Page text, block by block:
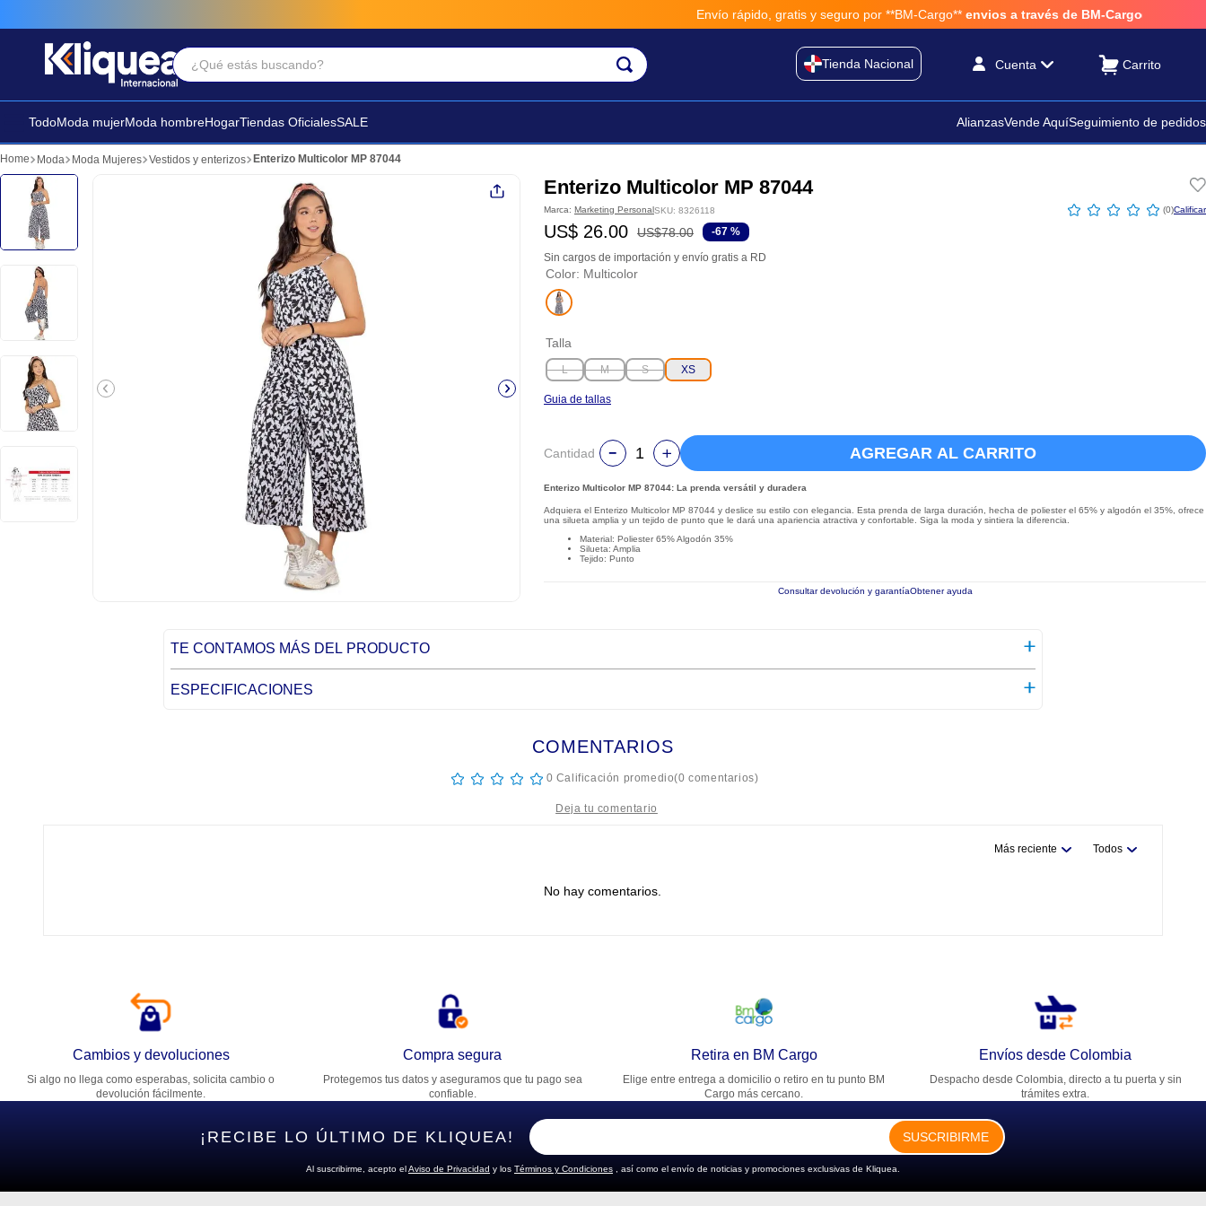
Envío rápido, gratis y seguro por **BM-Cargo** envios a través de BM-Cargo
¿Qué estás buscando?
Tienda Nacional Cuenta
TodoModa mujerModa hombreHogarTiendas OficialesSALE AlianzasVende AquíSeguimiento de pedidos
Moda Moda Mujeres Vestidos y enterizos Enterizo Multicolor MP 87044
Enterizo Multicolor MP 87044
Marca: Marketing PersonalSKU: 8326118 ☆ ☆ ☆ ☆ ☆ (0)
US$ 26.00 US$78.00 -67 %
Sin cargos de importación y envío gratis a RD
Color: Multicolor
Talla
L M S XS
Guia de tallas
Cantidad AGREGAR AL CARRITO
Enterizo Multicolor MP 87044: La prenda versátil y duradera
Adquiera el Enterizo Multicolor MP 87044 y deslice su estilo con elegancia. Esta prenda de larga duración, hecha de poliester el 65% y algodón el 35%, ofrece
una silueta amplia y un tejido de punto que le dará una apariencia atractiva y confortable. Siga la moda y sintiera la diferencia.
Material: Poliester 65% Algodón 35%
Silueta: Amplia
Tejido: Punto
Consultar devolución y garantíaObtener ayuda
TE CONTAMOS MÁS DEL PRODUCTO
ESPECIFICACIONES
COMENTARIOS
☆ ☆ ☆ ☆ ☆ 0 Calificación promedio(0 comentarios)
Dirección de email
Escribe un comentario
Más reciente Todos
No hay comentarios.
Cambios y devoluciones
Si algo no llega como esperabas, solicita cambio o
devolución fácilmente.
Compra segura
Protegemos tus datos y aseguramos que tu pago sea
confiable.
Retira en BM Cargo
Elige entre entrega a domicilio o retiro en tu punto BM
Cargo más cercano.
Envíos desde Colombia
Despacho desde Colombia, directo a tu puerta y sin
trámites extra.
¡RECIBE LO ÚLTIMO DE KLIQUEA! SUSCRIBIRME
Al suscribirme, acepto elAviso de Privacidad y los Términos y Condiciones , así como el envío de noticias y promociones exclusivas de Kliquea.
Términos Más Buscados
2. futbol